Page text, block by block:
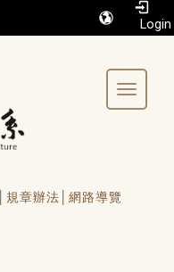
Toggle
規章辦法│ 網路導覽